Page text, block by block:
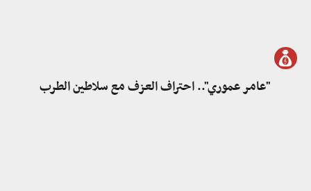
"عامر عموري".. احتراف العزف مع سلاطين الطرب